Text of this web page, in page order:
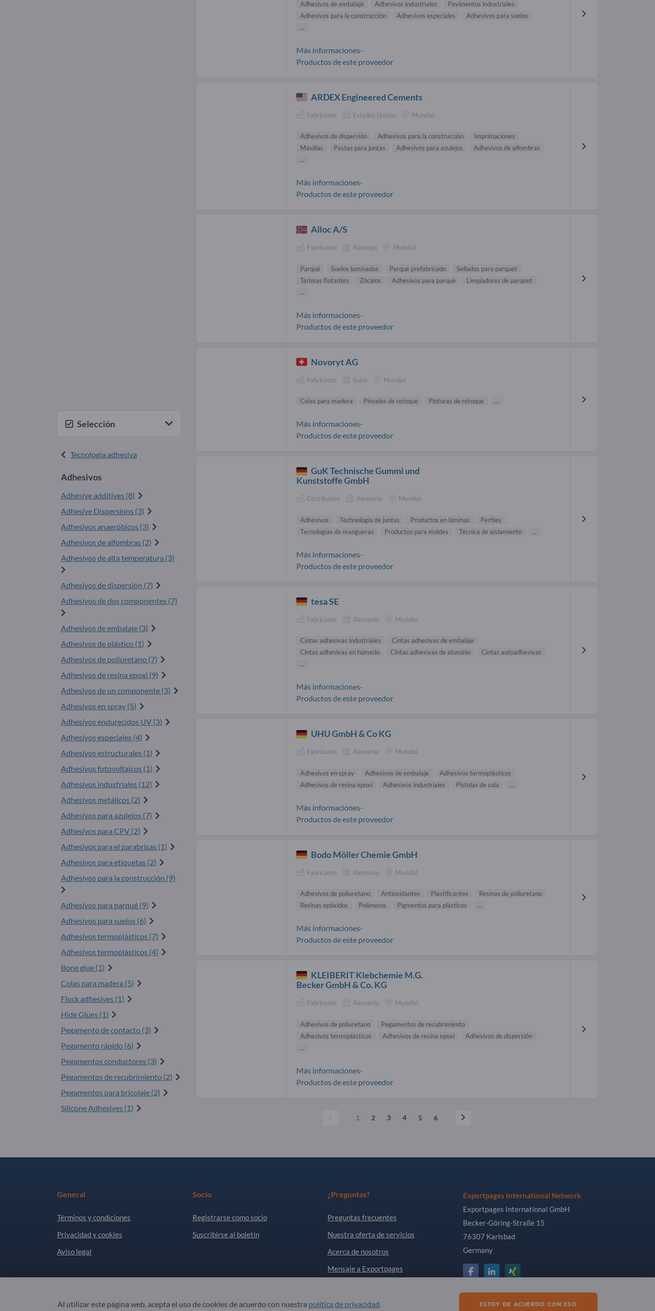
Selección
Tecnología adhesiva
Adhesivos
Adhesive additives (8)
Adhesive Dispersions (3)
Adhesivos anaeróbicos (3)
Adhesivos de alfombras (2)
Adhesivos de alta temperatura (3)
Adhesivos de dispersión (7)
Adhesivos de dos componentes (7)
Adhesivos de embalaje (3)
Adhesivos de plástico (1)
Adhesivos de poliuretano (7)
Adhesivos de resina epoxi (9)
Adhesivos de un componente (3)
Adhesivos en spray (5)
Adhesivos endurecidos UV (3)
Adhesivos especiales (4)
Adhesivos estructurales (1)
Adhesivos fotovoltaicos (1)
Adhesivos industriales (12)
Adhesivos metálicos (2)
Adhesivos para azulejos (7)
Adhesivos para CPV (2)
Adhesivos para el parabrisas (1)
Adhesivos para etiquetas (2)
Adhesivos para la construcción (9)
Adhesivos para parqué (9)
Adhesivos para suelos (6)
Adhesivos termoplásticos (7)
Adhesivos termoplásticos (4)
Bone glue (1)
Colas para madera (5)
Flock adhesives (1)
Hide Glues (1)
Pegamento de contacto (3)
Pegamento rápido (6)
Pegamentos conductores (3)
Pegamentos de recubrimiento (2)
Pegamentos para bricolaje (2)
Silicone Adhesives (1)
Adhesivos de embalaje Adhesivos industriales
Pavimentos industriales
Adhesivos para la construcción
Adhesivos especiales
Adhesivos para suelos
...
Más informaciones-
Productos de este proveedor
ARDEX Engineered Cements
Fabricante Estados Unidos Mundial
Adhesivos de dispersión Adhesivos para la construcción
Imprimaciones
Masillas
Pastas para juntas Adhesivos para azulejos
Adhesivos de alfombras
...
Más informaciones-
Productos de este proveedor
Alloc A/S
Fabricante Noruega Mundial
Parqué Suelos laminados Parqué prefabricado
Sellados para parquet
Tarimas flotantes
Zócalos Adhesivos para parqué
Limpiadores de parquet
...
Más informaciones-
Productos de este proveedor
Novoryt AG
Fabricante Suiza Mundial
Colas para madera Pinceles de retoque Pinturas de retoque ...
Más informaciones-
Productos de este proveedor
GuK Technische Gummi und
Kunststoffe GmbH
Distribuidor Alemania Mundial
Adhesivos Technología de juntas Productos en láminas
Perfiles
Tecnologías de mangueras
Productos para moldes Técnica de aislamiento ...
Más informaciones-
Productos de este proveedor
tesa SE
Fabricante Alemania Mundial
Cintas adhesivas industriales
Cintas adhesivas de embalaje
Cintas adhesivas en húmedo
Cintas adhesivas de aluminio
Cintas autoadhesivas
...
Más informaciones-
Productos de este proveedor
UHU GmbH & Co KG
Fabricante Alemania Mundial
Adhesivos en spray Adhesivos de embalaje
Adhesivos termoplásticos
Adhesivos de resina epoxi
Adhesivos industriales Pistolas de cola ...
Más informaciones-
Productos de este proveedor
Bodo Möller Chemie GmbH
Fabricante Alemania Mundial
Adhesivos de poliuretano Antioxidantes Plastificantes
Resinas de poliuretano
Resinas epóxidos
Polímeros Pigmentos para plásticos ...
Más informaciones-
Productos de este proveedor
KLEIBERIT Klebchemie M.G.
Becker GmbH & Co. KG
Fabricante Alemania Mundial
Adhesivos de poliuretano
Pegamentos de recubrimiento
Adhesivos termoplásticos
Adhesivos de resina epoxi
Adhesivos de dispersión
...
Más informaciones-
Productos de este proveedor
1 2 3 4 5 6
General
Términos y condiciones
Privacidad y cookies
Aviso legal
Socio
Registrarse como socio
Suscribirse al boletín
¿Preguntas?
Preguntas frecuentes
Nuestra oferta de servicios
Acerca de nosotros
Mensaje a Exportpages
Exportpages International Network
Exportpages International GmbH
Becker-Göring-Straße 15
76307 Karlsbad
Germany
Copyright © 2026 Exportpages International GmbH. All Rights Reserved.
Al utilizar este página web, acepta el uso de cookies de acuerdo con nuestra política de privacidad. ESTOY DE ACUERDO CON ESO